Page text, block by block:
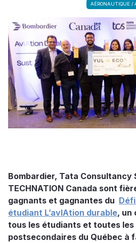
AÉRONAUTIQUE /
Bombardier, Tata Consultancy
TECHNATION Canada sont
gagnants et gagnantes du
étudiant L’avIAtion durable, un
tous les étudiants et toutes
postsecondaires du Québec à